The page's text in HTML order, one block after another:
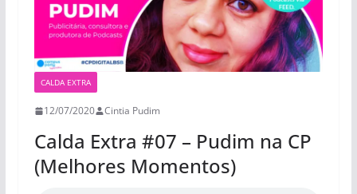
CALDA EXTRA
12/07/2020 Cintia Pudim
Calda Extra #07 – Pudim na CP
(Melhores Momentos)